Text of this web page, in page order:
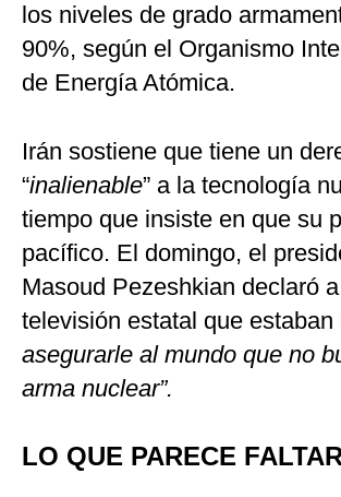
los niveles de grado
90%, según el Organismo
de Energía Atómica.
Irán sostiene que tiene un
“inalienable” a la tecnología
tiempo que insiste en que su
pacífico. El domingo, el
Masoud Pezeshkian declaró
televisión estatal que estaban
asegurarle al mundo que no
arma nuclear”.
LO QUE PARECE FALTAR